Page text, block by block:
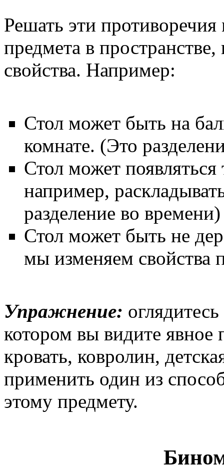
Решать эти
предмета в
свойства. Например:
Стол может быть на
комнате. (Это
Стол может появляться
например,
разделение во времени)
Стол может быть не
мы изменяем свойства
Упражнение:
котором вы видите явное
кровать, ковролин,
применить один из
этому предмету.